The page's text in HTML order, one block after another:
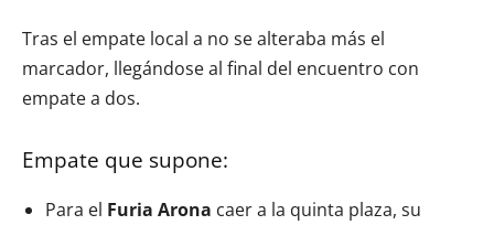
Tras el empate local a no se alteraba más el
marcador, llegándose al final del encuentro con
empate a dos.
Empate que supone:
Para el Furia Arona caer a la quinta plaza, su